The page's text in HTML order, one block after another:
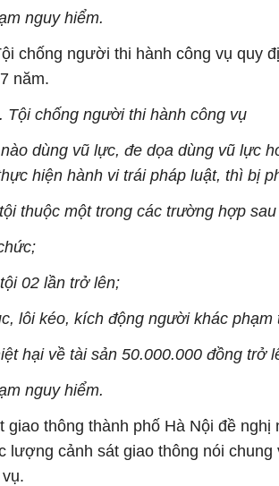
nguy hiểm.
chống người thi hành công vụ quy
năm.
Tội chống người thi hành công vụ
dùng vũ lực, đe dọa dùng vũ lực
hiện hành vi trái pháp luật, thì bị
thuộc một trong các trường hợp
02 lần trở lên;
lôi kéo, kích động người khác phạm
hại về tài sản 50.000.000 đồng trở
nguy hiểm.
giao thông thành phố Hà Nội đề
lượng cảnh sát giao thông nói